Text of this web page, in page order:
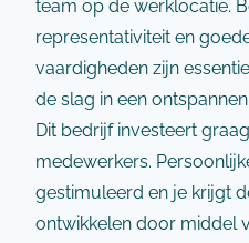
team op de werklocatie.
representativiteit en
vaardigheden zijn
de slag in een
Dit bedrijf investeert
medewerkers.
gestimuleerd en je krijgt
ontwikkelen door middel